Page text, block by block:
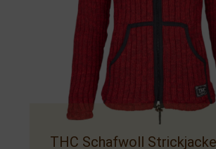
THC Schafwoll